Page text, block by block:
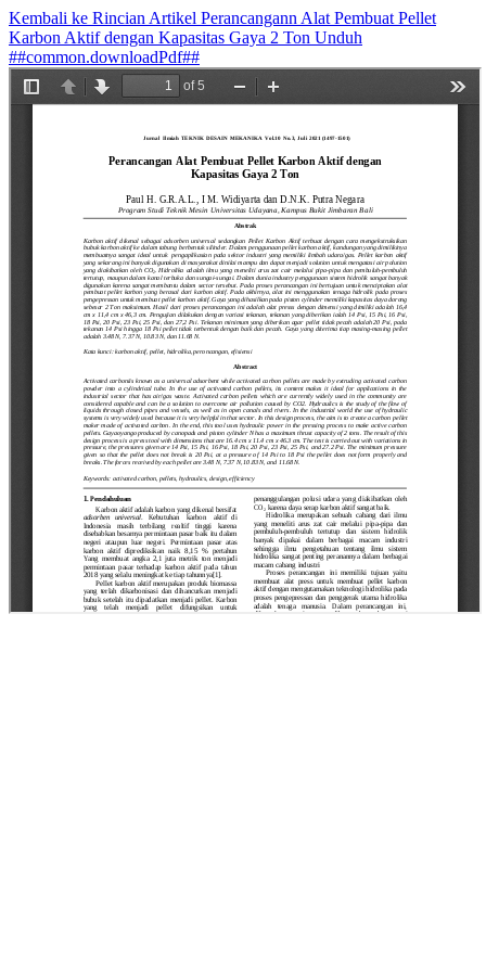
Kembali ke Rincian Artikel Perancangann Alat Pembuat Pellet
Karbon Aktif dengan Kapasitas Gaya 2 Ton Unduh
##common.downloadPdf##